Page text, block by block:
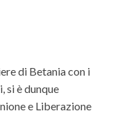
di Betania con i
si è dunque
e Liberazione